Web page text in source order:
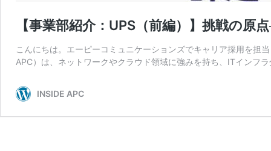
【事業部紹介：UPS（前編）】挑戦の
こんにちは。エーピーコミュニケーションズでキャリア採用を担
APC）は、ネットワークやクラウド領域に強みを持ち、ITインフ
INSIDE APC